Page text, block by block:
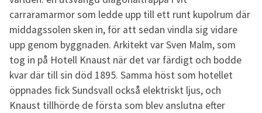
carraramarmor som ledde upp till ett runt kupolrum där
middagssolen sken in, för att sedan vindla sig vidare
upp genom byggnaden. Arkitekt var Sven Malm, som
tog in på Hotell Knaust när det var färdigt och bodde
kvar där till sin död 1895. Samma höst som hotellet
öppnades fick Sundsvall också elektriskt ljus, och
Knaust tillhörde de första som blev anslutna efter